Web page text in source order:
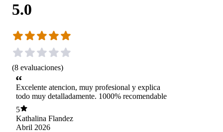
5.0
(8 evaluaciones)
Excelente atencion, muy profesional y explica
todo muy detalladamente. 1000% recomendable
5
Kathalina Flandez
Abril 2026